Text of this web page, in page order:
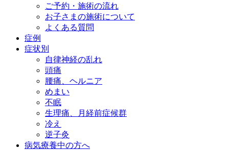
ご予約・施術の流れ
お子さまの施術について
よくある質問
症例
症状別
自律神経の乱れ
頭痛
腰痛、ヘルニア
めまい
不眠
生理痛、月経前症候群
冷え
逆子灸
病気療養中の方へ